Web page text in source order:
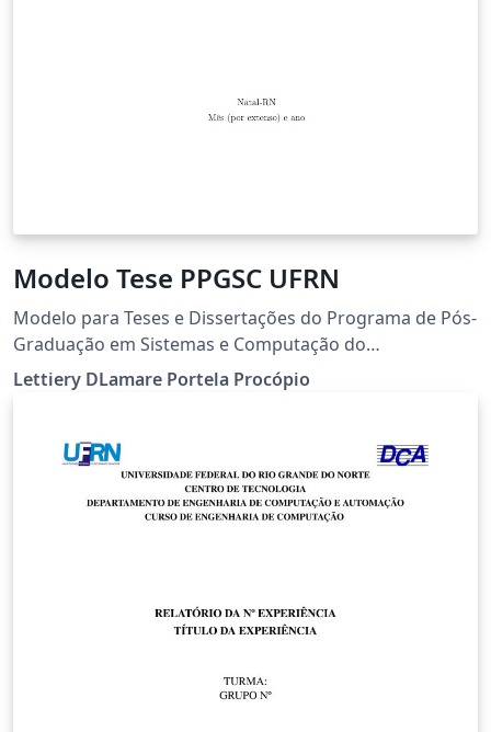
Modelo Tese PPGSC UFRN
Modelo para Teses e Dissertações do Programa de Pós-
Graduação em Sistemas e Computação do
Departamento de Informática e Matemática Aplicada
da Universidade Federal do Rio Grande do Norte
Lettiery DLamare Portela Procópio